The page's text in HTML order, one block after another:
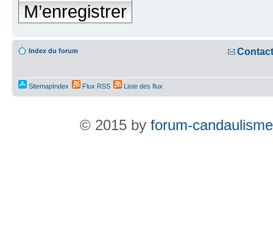
M’enregistrer
Index du forum Contact
SitemapIndex Flux RSS Liste des flux
© 2015 by forum-